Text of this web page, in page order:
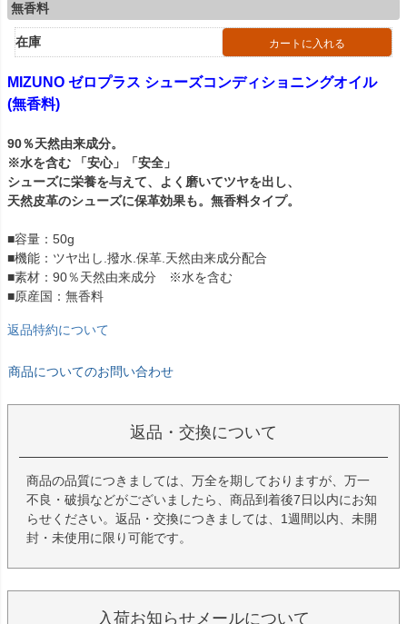
無香料
在庫 カートに入れる
MIZUNO ゼロプラス シューズコンディショニングオイル
(無香料)
90％天然由来成分。
※水を含む 「安心」「安全」
シューズに栄養を与えて、よく磨いてツヤを出し、
天然皮革のシューズに保革効果も。無香料タイプ。
■容量：50g
■機能：ツヤ出し.撥水.保革.天然由来成分配合
■素材：90％天然由来成分 ※水を含む
■原産国：無香料
返品特約について
商品についてのお問い合わせ
返品・交換について
商品の品質につきましては、万全を期しておりますが、万一
不良・破損などがございましたら、商品到着後7日以内にお知
らせください。返品・交換につきましては、1週間以内、未開
封・未使用に限り可能です。
入荷お知らせメールについて